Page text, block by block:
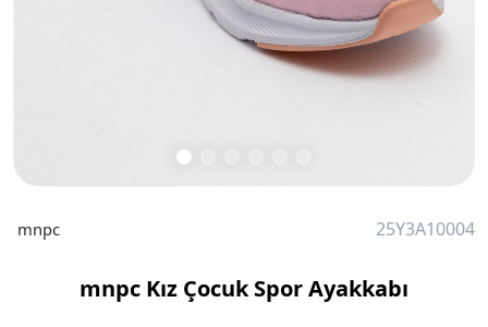
mnpc 25Y3A10004
mnpc Kız Çocuk Spor Ayakkabı